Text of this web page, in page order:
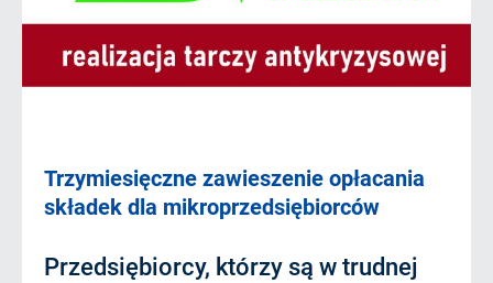
Trzymiesięczne zawieszenie opłacania
składek dla mikroprzedsiębiorców
Przedsiębiorcy, którzy są w trudnej